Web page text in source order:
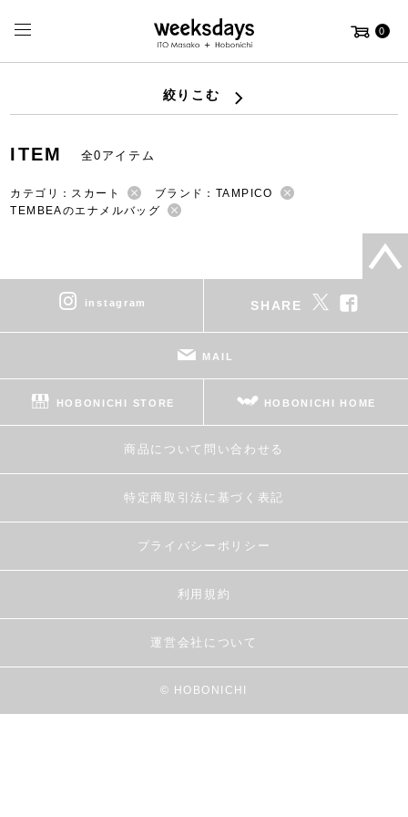
0
絞りこむ
ITEM 全0アイテム
カテゴリ：スカート
ブランド：TAMPICO
TEMBEAのエナメルバッグ
instagram SHARE
MAIL
HOBONICHI STORE HOBONICHI HOME
商品について問い合わせる
特定商取引法に基づく表記
プライバシーポリシー
利用規約
運営会社について
© HOBONICHI